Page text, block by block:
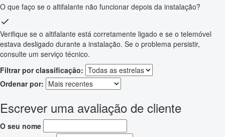
O que faço se o altifalante não funcionar depois da instalação?
Verifique se o altifalante está corretamente ligado e se o telemóvel
estava desligado durante a instalação. Se o problema persistir,
consulte um serviço técnico.
Filtrar por classificação:
Ordenar por:
Escrever uma avaliação de cliente
O seu nome